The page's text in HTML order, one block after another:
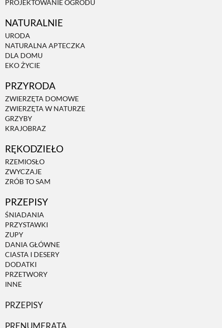
PROJEKTOWANIE OGRODU
NATURALNIE
URODA
NATURALNA APTECZKA
DLA DOMU
EKO ŻYCIE
PRZYRODA
ZWIERZĘTA DOMOWE
ZWIERZĘTA W NATURZE
GRZYBY
KRAJOBRAZ
RĘKODZIEŁO
RZEMIOSŁO
ZWYCZAJE
ZRÓB TO SAM
PRZEPISY
ŚNIADANIA
PRZYSTAWKI
ZUPY
DANIA GŁÓWNE
CIASTA I DESERY
DODATKI
PRZETWORY
INNE
PRZEPISY
PRENUMERATA